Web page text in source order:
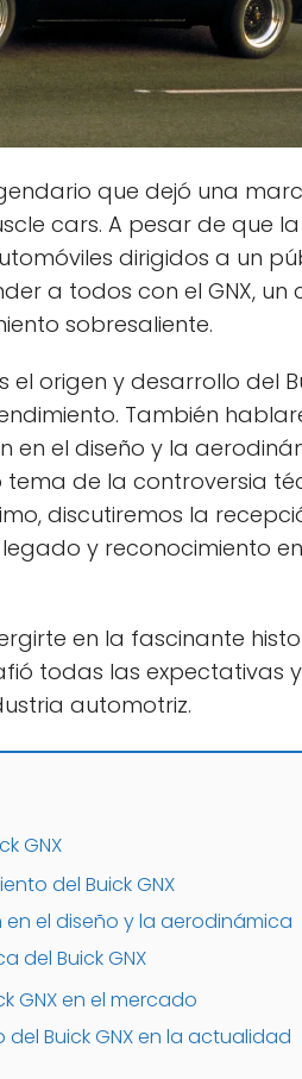
que dejó una
cars. A pesar de que
dirigidos a un
a todos con el GNX, un
sobresaliente.
origen y desarrollo del
También
en el diseño y la
tema de la controversia
discutiremos la
y reconocimiento
en la fascinante
todas las expectativas
automotriz.
GNX
del Buick GNX
en el diseño y la aerodinámica
del Buick GNX
GNX en el mercado
Buick GNX en la actualidad